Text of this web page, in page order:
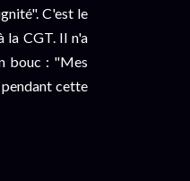
C'est le
la CGT. Il n'a
bouc : "Mes
pendant cette